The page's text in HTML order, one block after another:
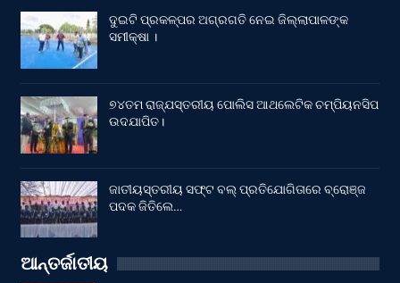
ଦୁଇଟି ପ୍ରକଳ୍ପର ଅଗ୍ରଗତି ନେଇ ଜିଲ୍ଲାପାଳଙ୍କ
ସମୀକ୍ଷା ।
୭୪ତମ ରାଜ୍ଯସ୍ତରୀୟ ପୋଲିସ ଆଥଲେଟିକ ଚମ୍ପିୟନସିପ
ଉଦଯାପିତ।
ଜାତୀୟସ୍ତରୀୟ ସଫ୍ଟ ବଲ୍ ପ୍ରତିଯୋଗିତାରେ ବ୍ରୋଞ୍ଜ
ପଦକ ଜିତିଲେ…
ଆନ୍ତର୍ଜାତୀୟ